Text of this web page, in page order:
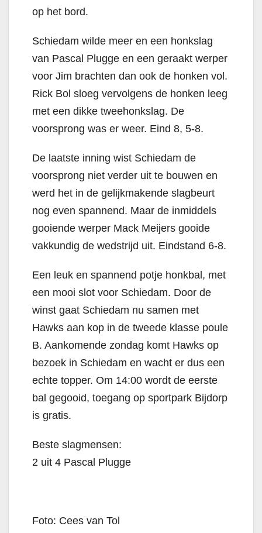
op het bord.
Schiedam wilde meer en een honkslag
van Pascal Plugge en een geraakt werper
voor Jim brachten dan ook de honken vol.
Rick Bol sloeg vervolgens de honken leeg
met een dikke tweehonkslag. De
voorsprong was er weer. Eind 8, 5-8.
De laatste inning wist Schiedam de
voorsprong niet verder uit te bouwen en
werd het in de gelijkmakende slagbeurt
nog even spannend. Maar de inmiddels
gooiende werper Mack Meijers gooide
vakkundig de wedstrijd uit. Eindstand 6-8.
Een leuk en spannend potje honkbal, met
een mooi slot voor Schiedam. Door de
winst gaat Schiedam nu samen met
Hawks aan kop in de tweede klasse poule
B. Aankomende zondag komt Hawks op
bezoek in Schiedam en wacht er dus een
echte topper. Om 14:00 wordt de eerste
bal gegooid, toegang op sportpark Bijdorp
is gratis.
Beste slagmensen:
2 uit 4 Pascal Plugge
Foto: Cees van Tol